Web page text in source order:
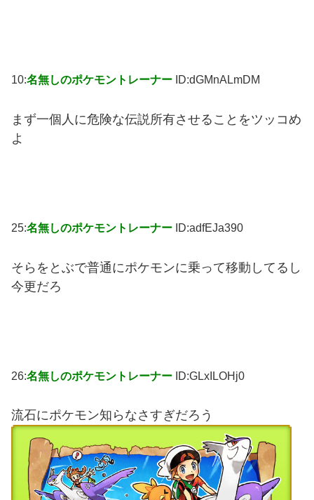
10:名無しのポケモントレーナー ID:dGMnALmDM
まず一個人に危険な伝説所有させることをツッコめ
よ
25:名無しのポケモントレーナー ID:adfEJa390
そらをとぶで普通にポケモンに乗って移動してるし
今更だろ
26:名無しのポケモントレーナー ID:GLxILOHj0
流石にポケモン知らなさすぎだろう